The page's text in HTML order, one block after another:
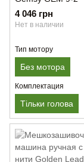
4 046 грн
Нет в наличии
Тип мотору
Без мотора
Комплектация
Тільки голова